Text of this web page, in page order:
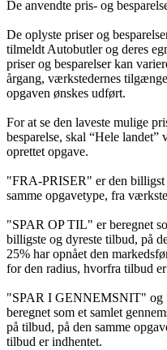
De anvendte pris- og
De oplyste priser og
tilmeldt Autobutler og deres
priser og besparelser kan
årgang, værkstedernes
opgaven ønskes udført.
For at se den laveste mulige
besparelse, skal “Hele
oprettet opgave.
"FRA-PRISER" er den
samme opgavetype, fra
"SPAR OP TIL" er beregnet
billigste og dyreste tilbud, på
25% har opnået den
for den radius, hvorfra tilbud
"SPAR I GENNEMSNIT"
beregnet som et samlet
på tilbud, på den samme
tilbud er indhentet.